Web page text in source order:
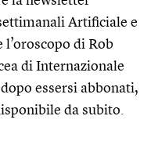
Artificiale e
l’oroscopo di Rob
di Internazionale
essersi abbonati,
da subito.